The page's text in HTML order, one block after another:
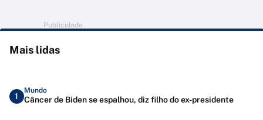
Publicidade
Mais lidas
1
Mundo
Câncer de Biden se espalhou, diz filho do ex-presidente